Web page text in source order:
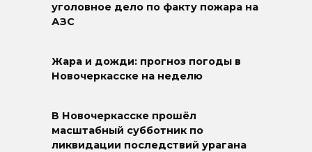
уголовное дело по факту пожара на
АЗС
Жара и дожди: прогноз погоды в
Новочеркасске на неделю
В Новочеркасске прошёл
масштабный субботник по
ликвидации последствий урагана